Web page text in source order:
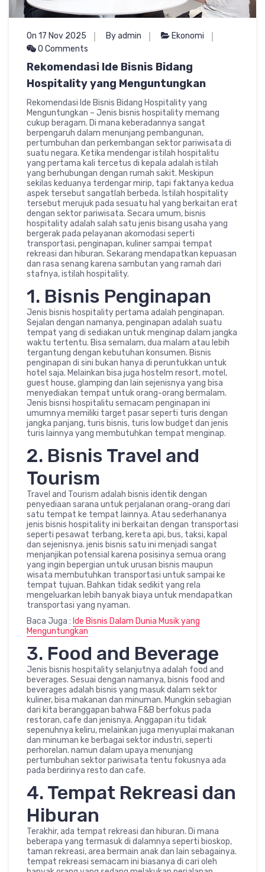
On 17 Nov 2025 By admin
Ekonomi
0 Comments
Rekomendasi Ide Bisnis Bidang
Hospitality yang Menguntungkan
Rekomendasi Ide Bisnis Bidang Hospitality yang
Menguntungkan – Jenis bisnis hospitality memang
cukup beragam. Di mana keberadannya sangat
berpengaruh dalam menunjang pembangunan,
pertumbuhan dan perkembangan sektor pariwisata di
suatu negara. Ketika mendengar istilah hospitalitu
yang pertama kali tercetus di kepala adalah istilah
yang berhubungan dengan rumah sakit. Meskipun
sekilas keduanya terdengar mirip, tapi faktanya kedua
aspek tersebut sangatlah berbeda. Istilah hospitality
tersebut merujuk pada sesuatu hal yang berkaitan erat
dengan sektor pariwisata. Secara umum, bisnis
hospitality adalah salah satu jenis bisang usaha yang
bergerak pada pelayanan akomodasi seperti
transportasi, penginapan, kuliner sampai tempat
rekreasi dan hiburan. Sekarang mendapatkan kepuasan
dan rasa senang karena sambutan yang ramah dari
stafnya, istilah hospitality.
1. Bisnis Penginapan
Jenis bisnis hospitality pertama adalah penginapan.
Sejalan dengan namanya, penginapan adalah suatu
tempat yang di sediakan untuk menginap dalam jangka
waktu tertentu. Bisa semalam, dua malam atau lebih
tergantung dengan kebutuhan konsumen. Bisnis
penginapan di sini bukan hanya di peruntukkan untuk
hotel saja. Melainkan bisa juga hostelm resort, motel,
guest house, glamping dan lain sejenisnya yang bisa
menyediakan tempat untuk orang-orang bermalam.
Jenis bisnsi hospitalitu semacam penginapan ini
umumnya memiliki target pasar seperti turis dengan
jangka panjang, turis bisnis, turis low budget dan jenis
turis lainnya yang membutuhkan tempat menginap.
2. Bisnis Travel and
Tourism
Travel and Tourism adalah bisnis identik dengan
penyediaan sarana untuk perjalanan orang-orang dari
satu tempat ke tempat lainnya. Atau sederhananya
jenis bisnis hospitality ini berkaitan dengan transportasi
seperti pesawat terbang, kereta api, bus, taksi, kapal
dan sejenisnya. jenis bisnis satu ini menjadi sangat
menjanjikan potensial karena posisinya semua orang
yang ingin bepergian untuk urusan bisnis maupun
wisata membutuhkan transportasi untuk sampai ke
tempat tujuan. Bahkan tidak sedikit yang rela
mengeluarkan lebih banyak biaya untuk mendapatkan
transportasi yang nyaman.
Baca Juga : Ide Bisnis Dalam Dunia Musik yang
Menguntungkan
3. Food and Beverage
Jenis bisnis hospitality selanjutnya adalah food and
beverages. Sesuai dengan namanya, bisnis food and
beverages adalah bisnis yang masuk dalam sektor
kuliner, bisa makanan dan minuman. Mungkin sebagian
dari kita beranggapan bahwa F&B berfokus pada
restoran, cafe dan jenisnya. Anggapan itu tidak
sepenuhnya keliru, melainkan juga menyuplai makanan
dan minuman ke berbagai sektor industri, seperti
perhorelan. namun dalam upaya menunjang
pertumbuhan sektor pariwisata tentu fokusnya ada
pada berdirinya resto dan cafe.
4. Tempat Rekreasi dan
Hiburan
Terakhir, ada tempat rekreasi dan hiburan. Di mana
beberapa yang termasuk di dalamnya seperti bioskop,
taman rekreasi, area bermain anak dan lain sebagainya.
tempat rekreasi semacam ini biasanya di cari oleh